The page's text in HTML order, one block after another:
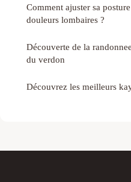
Comment ajuster sa
douleurs lombaires ?
Découverte de la
du verdon
Découvrez les meilleurs